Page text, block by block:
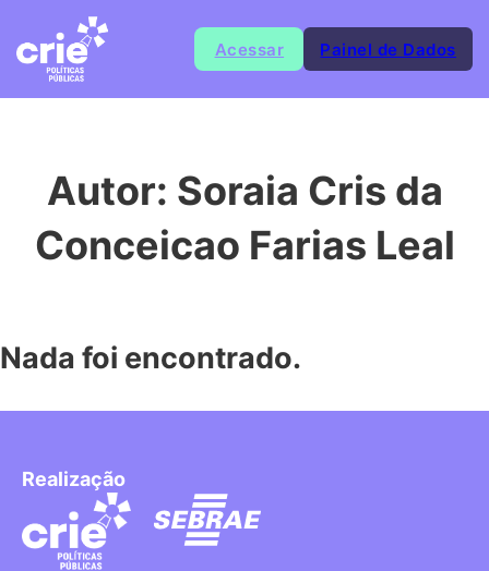
Acessar Painel de Dados
Autor: Soraia Cris da
Conceicao Farias Leal
Nada foi encontrado.
Realização